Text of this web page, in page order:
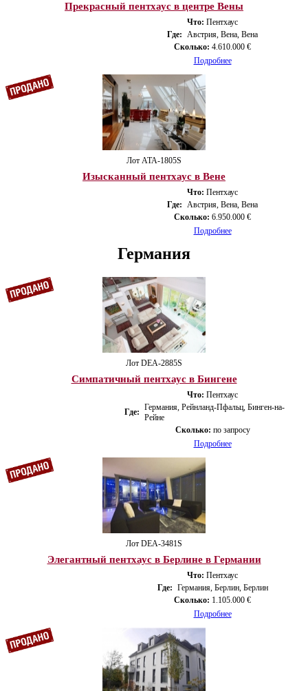
Прекрасный пентхаус в центре Вены
Что: Пентхаус
Где:
Австрия, Вена, Вена
Сколько: 4.610.000 €
Подробнее
Лот ATA-1805S
Изысканный пентхаус в Вене
Что: Пентхаус
Где:
Австрия, Вена, Вена
Сколько: 6.950.000 €
Подробнее
Германия
Лот DEA-2885S
Симпатичный пентхаус в Бингене
Что: Пентхаус
Где: Германия, Рейнланд-Пфальц, Бинген-на-
Рейне
Сколько: по запросу
Подробнее
Лот DEA-3481S
Элегантный пентхаус в Берлине в Германии
Что: Пентхаус
Где: Германия, Берлин, Берлин
Сколько: 1.105.000 €
Подробнее